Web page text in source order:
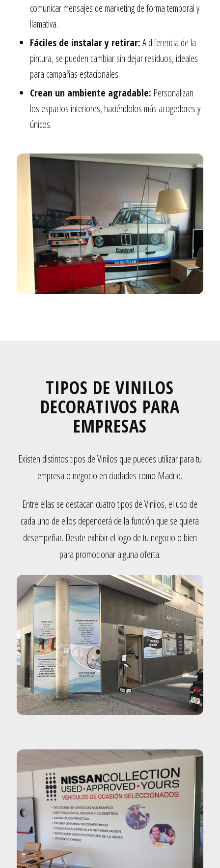
comunicar mensajes de marketing de forma temporal y
llamativa.
Fáciles de instalar y retirar:A diferencia de la
pintura, se pueden cambiar sin dejar residuos, ideales
para campañas estacionales.
Crean un ambiente agradable: Personalizan
los espacios interiores, haciéndolos más acogedores y
únicos.
TIPOS DE VINILOS
DECORATIVOS PARA
EMPRESAS
Existen distintos tipos de Vinilos que puedes utilizar para tu
empresa o negocio en ciudades como Madrid.
Entre ellas se destacan cuatro tipos de Vinilos, el uso de
cada uno de ellos dependerá de la función que se quiera
desempeñar. Desde exhibir el logo de tu negocio o bien
para promocionar alguna oferta.